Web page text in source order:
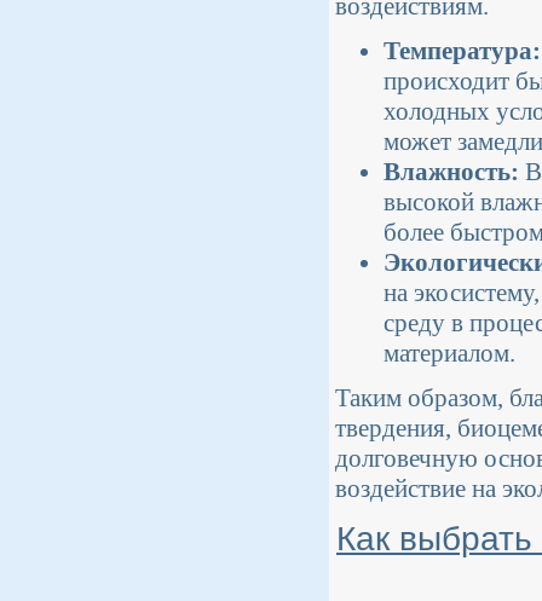
воздействиям.
Температура:
происходит
холодных
может
Влажность:
высокой
более
на
среду в
материалом.
Таким образом,
твердения,
долговечную
воздействие на
Как